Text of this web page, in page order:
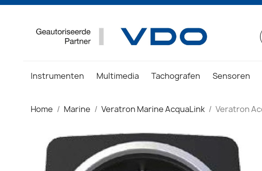
Instrumenten Multimedia Tachografen Sensoren
Home Marine Veratron Marine AcquaLink Veratron